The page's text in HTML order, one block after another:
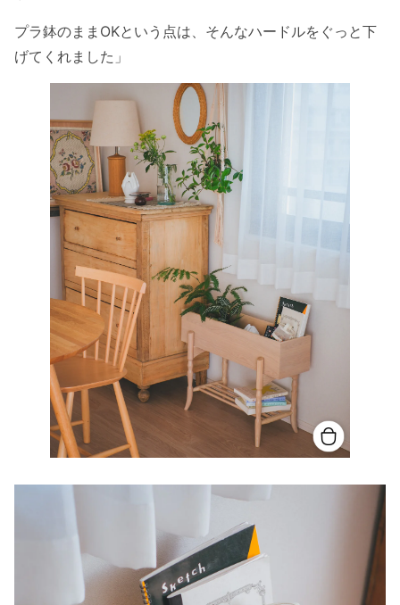
プラ鉢のままOKという点は、そんなハードルをぐっと下
げてくれました」